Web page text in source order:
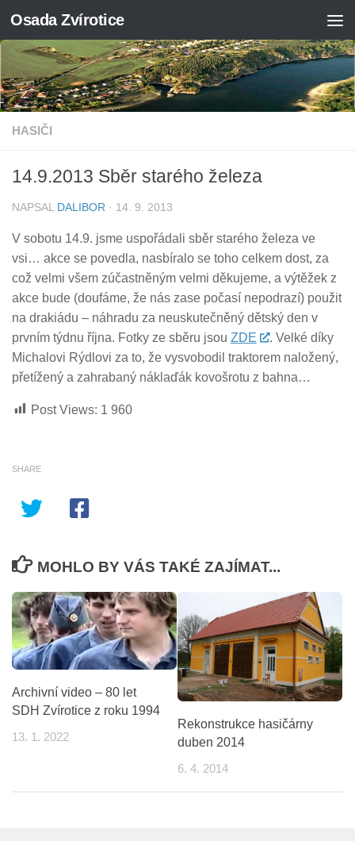
Skip to content
Osada Zvírotice
HASIČI
14.9.2013 Sběr starého železa
NAPSAL DALIBOR · 14. 9. 2013
V sobotu 14.9. jsme uspořádali sběr starého železa ve
vsi… akce se povedla, nasbíralo se toho celkem dost, za
což velmi všem zúčastněným velmi děkujeme, a výtěžek z
akce bude (doufáme, že nás zase počasí nepodrazí) použit
na drakiádu – náhradu za neuskutečněný dětský den v
prvním týdnu října. Fotky ze sběru jsou ZDE
. Velké díky
Michalovi Rýdlovi za to, že vysvobodil traktorem naložený,
přetížený a zahrabaný náklaďák kovošrotu z bahna…
Post Views: 1 960
SHARE
MOHLO BY VÁS TAKÉ ZAJÍMAT...
Archivní video – 80 let
SDH Zvírotice z roku 1994
13. 1. 2022
Rekonstrukce hasičárny
duben 2014
6. 4. 2014